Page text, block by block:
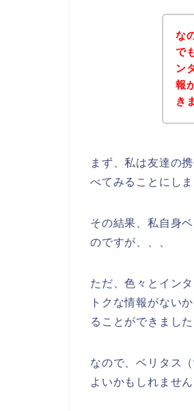
な
で
ン
報
き
まず、私は友達の
べてみることにしま
その結果、私自身
のですが、、、
ただ、色々とイン
トクな情報がない
ることができました
なので、ベリタス
よいかもしれません